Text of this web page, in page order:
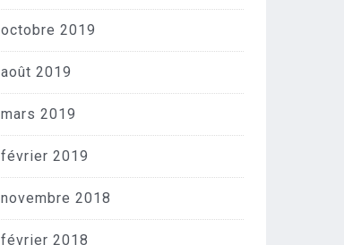
octobre 2019
août 2019
mars 2019
février 2019
novembre 2018
février 2018